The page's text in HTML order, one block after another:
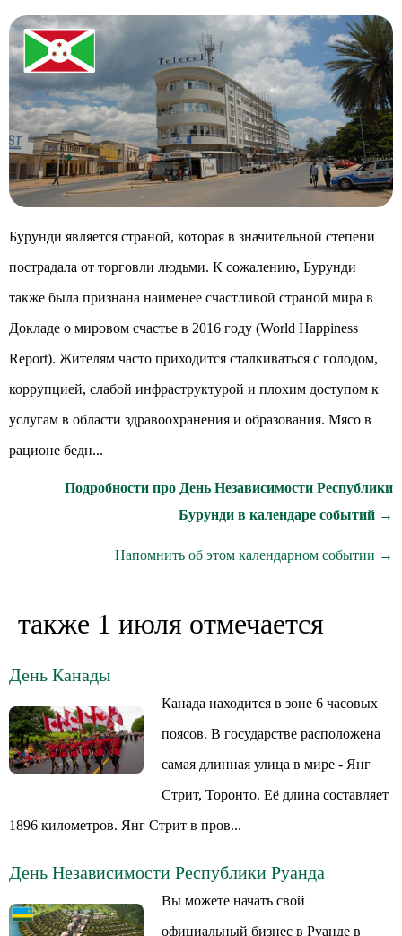
Бурунди является страной, которая в значительной степени
пострадала от торговли людьми. К сожалению, Бурунди
также была признана наименее счастливой страной мира в
Докладе о мировом счастье в 2016 году (World Happiness
Report). Жителям часто приходится сталкиваться с голодом,
коррупцией, слабой инфраструктурой и плохим доступом к
услугам в области здравоохранения и образования. Мясо в
рационе бедн...
Подробности про День Независимости Республики
Бурунди в календаре событий →
Напомнить об этом календарном событии →
также 1 июля отмечается
День Канады
Канада находится в зоне 6 часовых
поясов. В государстве расположена
самая длинная улица в мире - Янг
Стрит, Торонто. Её длина составляет
1896 километров. Янг Стрит в пров...
День Независимости Республики Руанда
Вы можете начать свой
официальный бизнес в Руанде в